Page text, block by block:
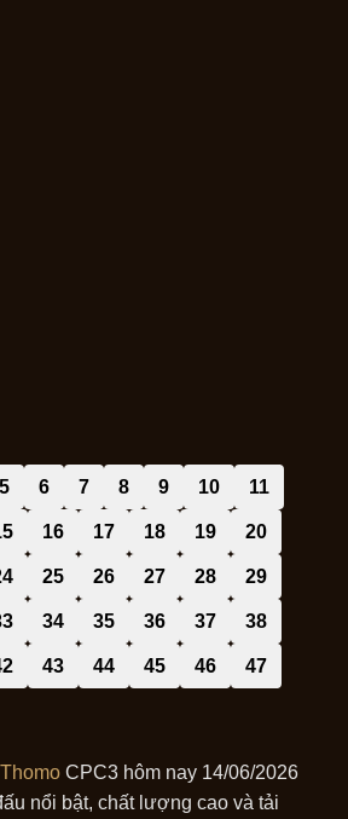
5 6 7 8 9 10 11
16 17 18 19 20
25 26 27 28 29
34 35 36 37 38
43 44 45 46 47
CPC3 hôm nay 14/06/2026
nổi bật, chất lượng cao và tải